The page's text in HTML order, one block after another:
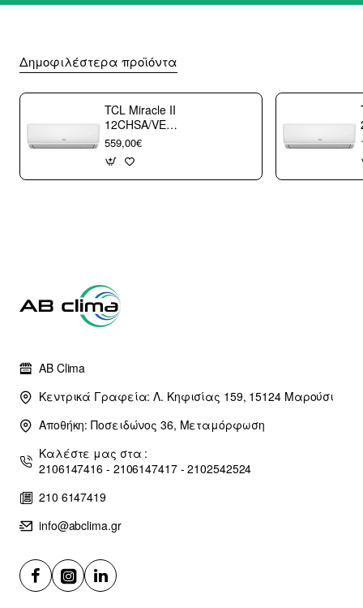
Δημοφιλέστερα προϊόντα
TCL Miracle II
12CHSA/VE
Κλιματιστικό
Τοίχου 12000 btu/h
με WiFi A++/A+++
με 10 χρόνια
559,00€
AB Clima
Κεντρικά Γραφεία: Λ. Κηφισίας 159, 15124 Μαρούσι
Αποθήκη: Ποσειδώνος 36, Μεταμόρφωση
Καλέστε μας στα :
2106147416 - 2106147417 - 2102542524
210 6147419
info@abclima.gr